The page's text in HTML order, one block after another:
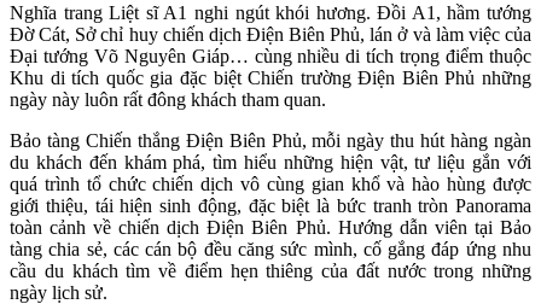
Nghĩa trang Liệt sĩ A1 nghi ngút khói hương. Đồi A1, hầm tướng
Đờ Cát, Sở chỉ huy chiến dịch Điện Biên Phủ, lán ở và làm việc của
Đại tướng Võ Nguyên Giáp… cùng nhiều di tích trọng điểm thuộc
Khu di tích quốc gia đặc biệt Chiến trường Điện Biên Phủ những
ngày này luôn rất đông khách tham quan.
Bảo tàng Chiến thắng Điện Biên Phủ, mỗi ngày thu hút hàng ngàn
du khách đến khám phá, tìm hiểu những hiện vật, tư liệu gắn với
quá trình tổ chức chiến dịch vô cùng gian khổ và hào hùng được
giới thiệu, tái hiện sinh động, đặc biệt là bức tranh tròn Panorama
toàn cảnh về chiến dịch Điện Biên Phủ. Hướng dẫn viên tại Bảo
tàng chia sẻ, các cán bộ đều căng sức mình, cố gắng đáp ứng nhu
cầu du khách tìm về điểm hẹn thiêng của đất nước trong những
ngày lịch sử.